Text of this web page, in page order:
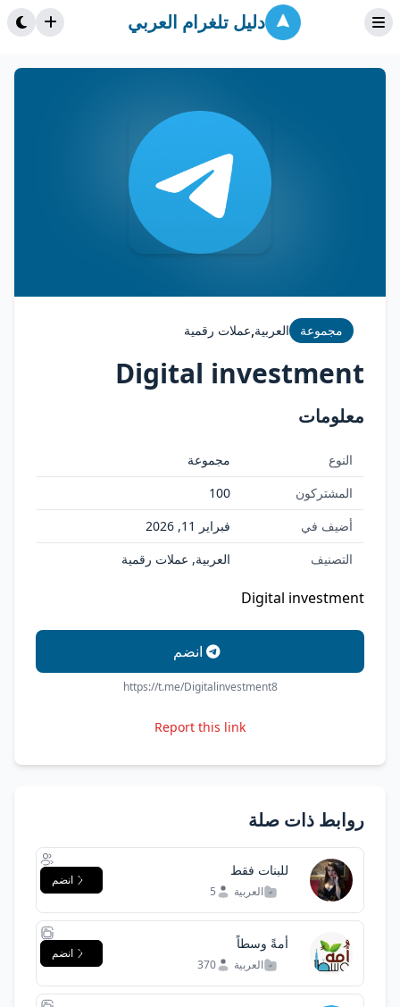
دليل تلغرام العربي
مجموعة العربية,عملات رقمية
Digital investment
معلومات
النوع
مجموعة
المشتركون
100
أضيف في
فبراير 11, 2026
التصنيف
العربية, عملات رقمية
Digital investment
انضم
https://t.me/Digitalinvestment8
Report this link
روابط ذات صلة
للبنات فقط
العربية 5
انضم
أمةً وسطاً
العربية 370
انضم